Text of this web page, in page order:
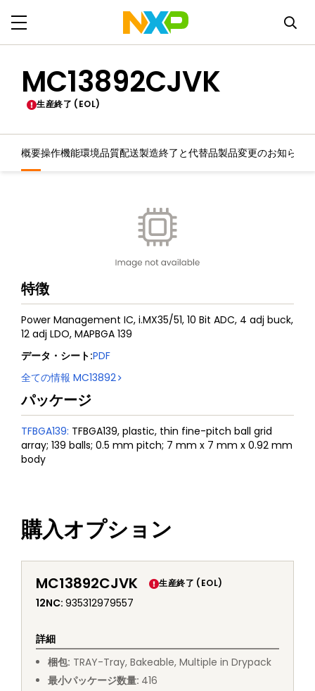
MC13892CJVK
生産終了 (EOL)
概要操作機能環境品質配送製造終了と代替品製品変更のお知らせ
特徴
Power Management IC, i.MX35/51, 10 Bit ADC, 4 adj buck,
12 adj LDO, MAPBGA 139
データ・シート:PDF
全ての情報 MC13892
パッケージ
TFBGA139: TFBGA139, plastic, thin fine-pitch ball grid
array; 139 balls; 0.5 mm pitch; 7 mm x 7 mm x 0.92 mm
body
購入オプション
MC13892CJVK 生産終了 (EOL)
12NC: 935312979557
詳細
梱包: TRAY-Tray, Bakeable, Multiple in Drypack
最小パッケージ数量: 416